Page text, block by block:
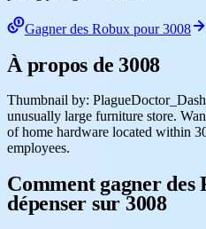
Gagner des Robux pour 3008
À propos de 3008
Thumbnail by:
unusually large furniture store.
of home hardware located within
employees.
Comment gagner des
dépenser sur 3008